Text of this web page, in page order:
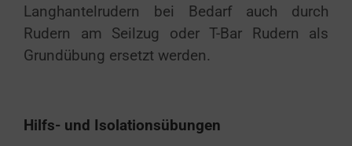
Langhantelrudern bei Bedarf auch durch
Rudern am Seilzug oder T-Bar Rudern als
Grundübung ersetzt werden.
Hilfs- und Isolationsübungen